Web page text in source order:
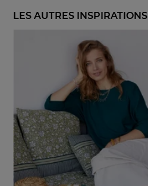
LES AUTRES INSPIRATIONS